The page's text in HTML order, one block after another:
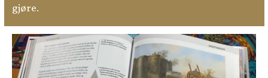
gjøre.